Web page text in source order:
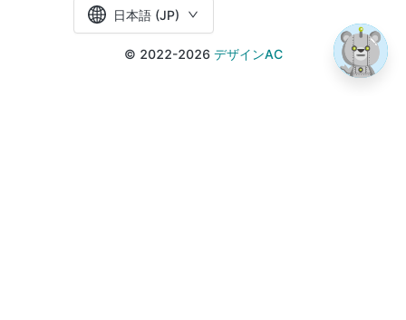
日本語 (JP)
© 2022-2026 デザインAC